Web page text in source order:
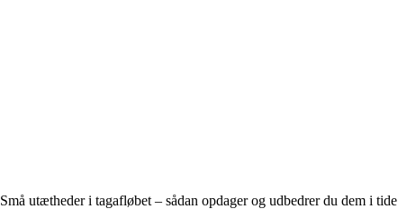
Små utætheder i tagafløbet – sådan opdager og udbedrer du dem i tide